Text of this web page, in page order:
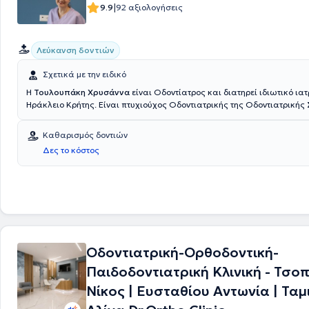
9.9|92 αξιολογήσεις
Λεύκανση δοντιών
Σχετικά με την ειδικό
Η Τουλουπάκη Χρυσάννα είναι Οδοντίατρος και διατηρεί ιδιωτικό
Ηράκλειο Κρήτης. Είναι πτυχιούχος Οδοντιατρικής της Οδοντιατρικής
ιδιωτικά ιατρεία, αναλαμβάνοντας περιστατικά ενδοδοντίας,
γενικής οδοντιατρικής, ενώ διετέλεσε εξωτερικός συνεργάτης
περιοχή του Ηρακλείου. Στο πλαίσιο της συνεχούς επιμόρφωσής της
κάθε χρόνο σημαντικό αριθμό συνεδρίων και διαδικτυακών
Καθαρισμός δοντιών
Δες το κόστος
Οδοντιατρική-Ορθοδοντική-
Παιδοδοντιατρική Κλινική -
Νίκος | Ευσταθίου Αντωνία |